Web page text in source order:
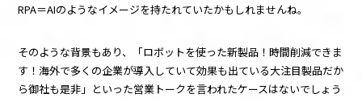
RPA＝AIのようなイメージを持たれていたかもしれませんね。
そのような背景もあり、「ロボットを使った新製品！時間削減できま
す！海外で多くの企業が導入していて効果も出ている大注目製品だか
ら御社も是非」といった営業トークを言われたケースはないでしょう